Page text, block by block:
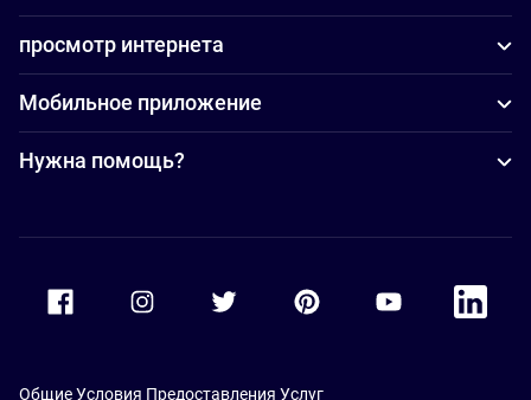
просмотр интернета
Мобильное приложение
Нужна помощь?
Accor Youtube
Accor
Общие Условия Предоставления Услуг